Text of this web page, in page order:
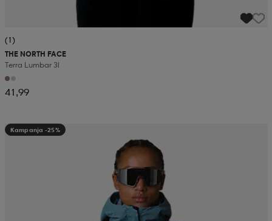
(1)
THE NORTH FACE
Terra Lumbar 3l
41,99
Kampanja -25%